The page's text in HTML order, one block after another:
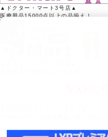
▲ドクター・マート3号店▲
医療用品15000点以上の品揃え！